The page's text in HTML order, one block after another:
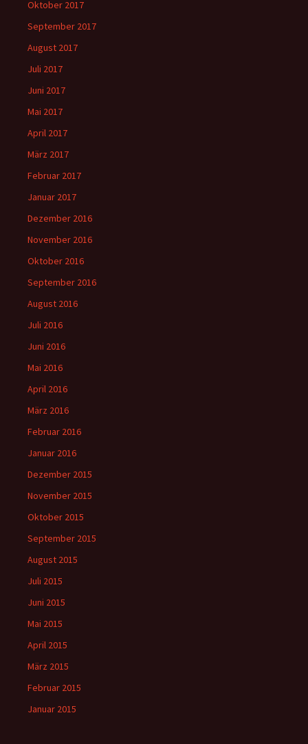
Oktober 2017
September 2017
August 2017
Juli 2017
Juni 2017
Mai 2017
April 2017
März 2017
Februar 2017
Januar 2017
Dezember 2016
November 2016
Oktober 2016
September 2016
August 2016
Juli 2016
Juni 2016
Mai 2016
April 2016
März 2016
Februar 2016
Januar 2016
Dezember 2015
November 2015
Oktober 2015
September 2015
August 2015
Juli 2015
Juni 2015
Mai 2015
April 2015
März 2015
Februar 2015
Januar 2015